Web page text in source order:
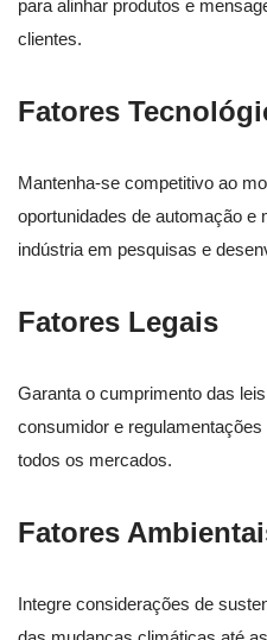
para alinhar produtos e
clientes.
Fatores
Mantenha-se competitivo ao
oportunidades de automação e
indústria em pesquisas e
Fatores Legais
Garanta o cumprimento das
consumidor e
todos os mercados.
Fatores
Integre considerações de